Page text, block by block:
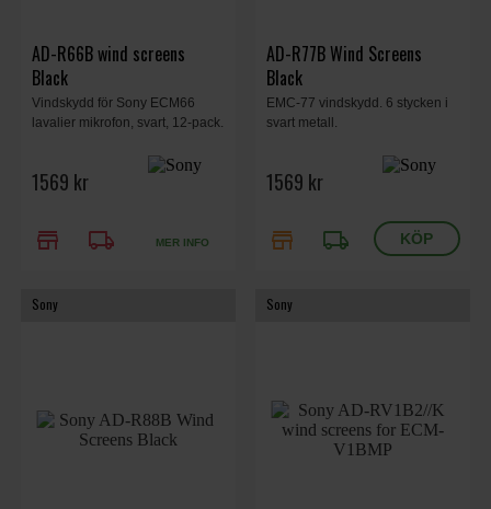
AD-R66B wind screens
Black
Vindskydd för Sony ECM66
lavalier mikrofon, svart, 12-pack.
1569 kr
store local_shipping MER INFO
AD-R77B Wind Screens
Black
EMC-77 vindskydd. 6 stycken i
svart metall.
1569 kr
store local_shipping
Sony Sony